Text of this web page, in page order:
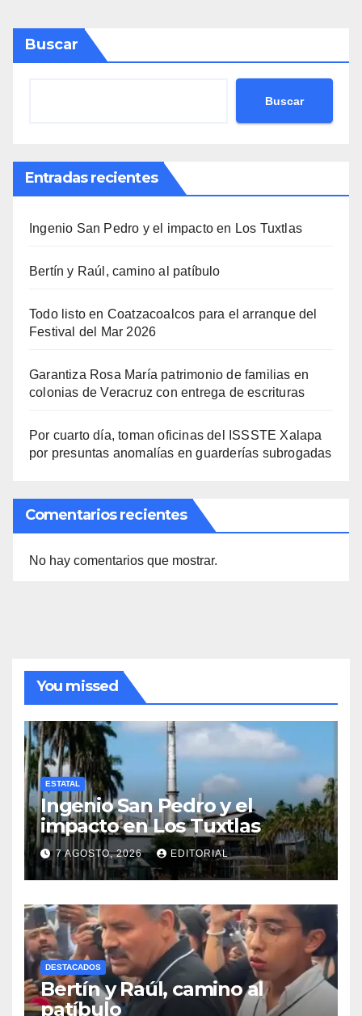
Buscar
Buscar
Entradas recientes
Ingenio San Pedro y el impacto en Los Tuxtlas
Bertín y Raúl, camino al patíbulo
Todo listo en Coatzacoalcos para el arranque del
Festival del Mar 2026
Garantiza Rosa María patrimonio de familias en
colonias de Veracruz con entrega de escrituras
Por cuarto día, toman oficinas del ISSSTE Xalapa
por presuntas anomalías en guarderías subrogadas
Comentarios recientes
No hay comentarios que mostrar.
You missed
ESTATAL
Ingenio San Pedro y el
impacto en Los Tuxtlas
7 AGOSTO, 2026 EDITORIAL
DESTACADOS
Bertín y Raúl, camino al
patíbulo